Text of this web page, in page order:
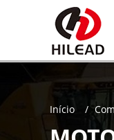
Início